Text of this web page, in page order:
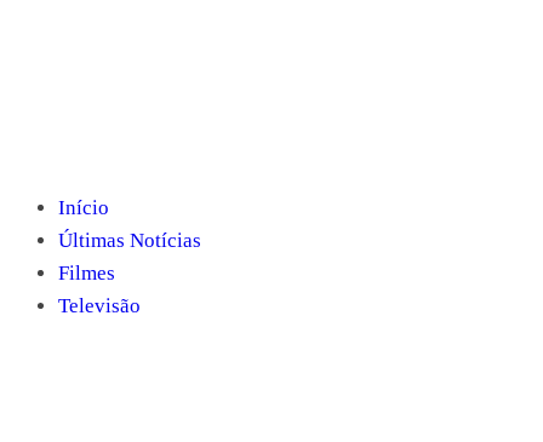
Início
Últimas Notícias
Filmes
Televisão